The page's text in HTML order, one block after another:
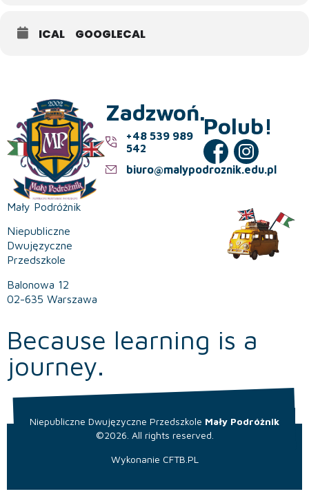
ICAL GOOGLECAL
Mały Podróżnik
Niepubliczne
Dwujęzyczne
Przedszkole
Balonowa 12
02-635 Warszawa
Zadzwoń.
+48 539 989
542
biuro@malypodroznik.edu.pl
Polub!
Because learning is a
journey.
Niepubliczne Dwujęzyczne Przedszkole Mały Podróżnik
©2026. All rights reserved.
Wykonanie CFTB.PL